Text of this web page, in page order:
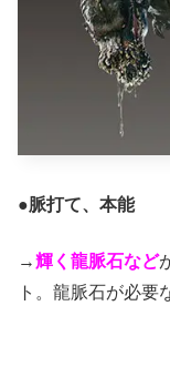
●脈打て、本能
→輝く龍脈石など
ト。龍脈石が必要